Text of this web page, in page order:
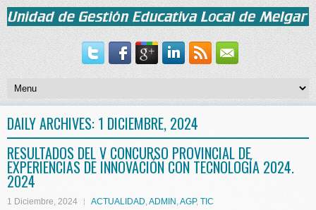
DAILY ARCHIVES: 1 DICIEMBRE, 2024
RESULTADOS DEL V CONCURSO PROVINCIAL DE
EXPERIENCIAS DE INNOVACIÓN CON TECNOLOGÍA 2024.
2024
1 Diciembre, 2024 ACTUALIDAD,ADMIN ,AGP, TIC